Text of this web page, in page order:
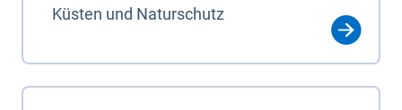
Küsten und Naturschutz